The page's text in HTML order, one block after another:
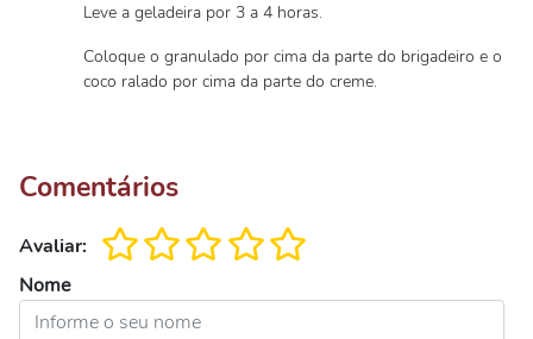
Leve a geladeira por 3 a 4 horas.
Coloque o granulado por cima da parte do brigadeiro e o
coco ralado por cima da parte do creme.
Comentários
Avaliar:
Nome